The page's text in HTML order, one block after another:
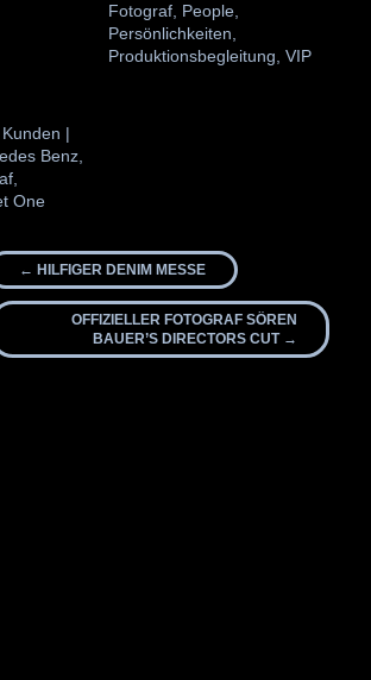
Fotograf People
Persönlichkeiten
Produktionsbegleitung ,VIP
Kunden |
Benz
One
← HILFIGER DENIM MESSE
OFFIZIELLER FOTOGRAF SÖREN
BAUER’S DIRECTORS CUT →